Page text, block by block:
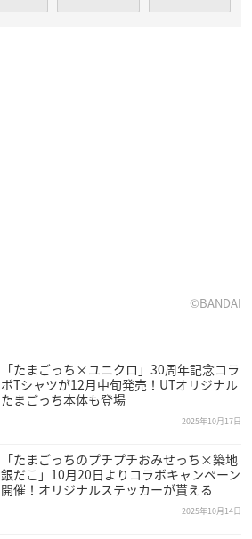
©BANDAI
「たまごっち×ユニクロ」30周年記念コラ
ボTシャツが12月中旬発売！UTオリジナル
たまごっち本体も登場
2025年10月17日
「たまごっちのプチプチおみせっち×築地
銀だこ」10月20日よりコラボキャンペーン
開催！オリジナルステッカーが貰える
2025年10月14日